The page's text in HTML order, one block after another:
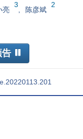
亮
3
陈彦斌
2
告